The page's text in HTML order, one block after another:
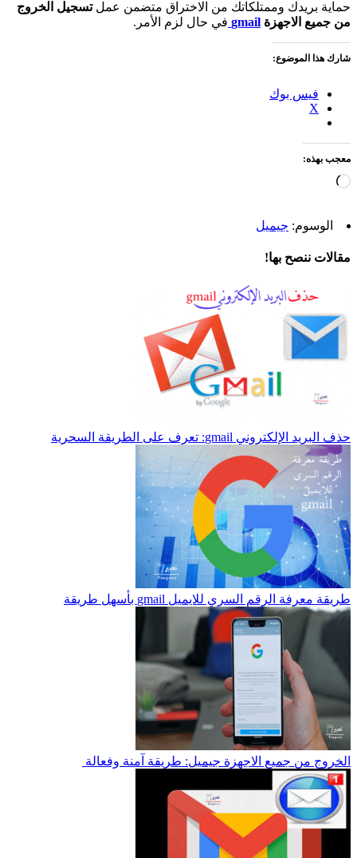
حماية بريدك وممتلكاتك من الاختراق متضمن عملتسجيل الخروج
من جميع الاجهزة gmail في حال لزم الأمر.
شارك هذا الموضوع:
فيس بوك
X
معجب بهذه:
جاري
الوسوم: جيميل
مقالات ننصح بها!
حذف البريد الإلكتروني gmail: تعرف على الطريقة السحرية
طريقة معرفة الرقم السري للايميل gmail بأسهل طريقة
الخروج من جميع الاجهزة جيميل: طريقة آمنة وفعالة